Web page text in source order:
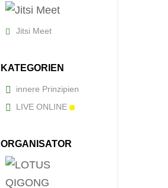
Jitsi Meet
KATEGORIEN
innere Prinzipien
LIVE ONLINE
ORGANISATOR